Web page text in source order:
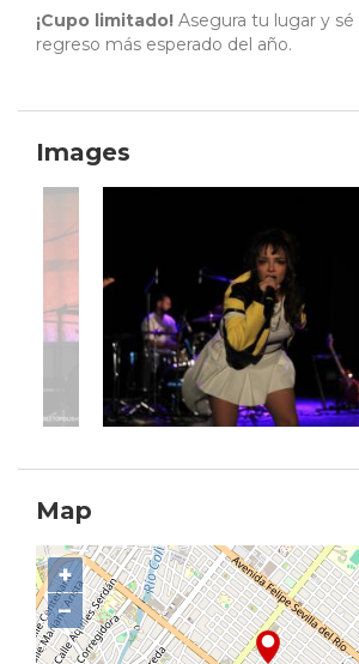
¡Cupo limitado! Asegura tu lugar y sé
regreso más esperado del año.
Images
Map
+
−